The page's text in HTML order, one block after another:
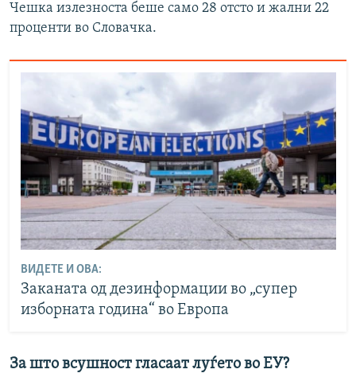
Чешка излезноста беше само 28 отсто и жални 22
проценти во Словачка.
ВИДЕТЕ И ОВА:
Заканата од дезинформации во „супер
изборната година“ во Европа
За што всушност гласаат луѓето во ЕУ?